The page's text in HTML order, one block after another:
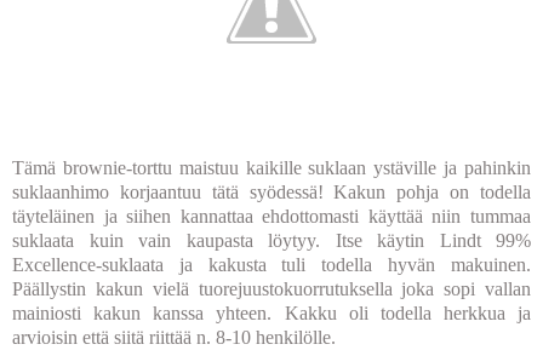
Tämä brownie-torttu maistuu kaikille suklaan ystäville ja pahinkin
suklaanhimo korjaantuu tätä syödessä! Kakun pohja on todella
täyteläinen ja siihen kannattaa ehdottomasti käyttää niin tummaa
suklaata kuin vain kaupasta löytyy. Itse käytin Lindt 99%
Excellence-suklaata ja kakusta tuli todella hyvän makuinen.
Päällystin kakun vielä tuorejuustokuorrutuksella joka sopi vallan
mainiosti kakun kanssa yhteen. Kakku oli todella herkkua ja
arvioisin että siitä riittää n. 8-10 henkilölle.